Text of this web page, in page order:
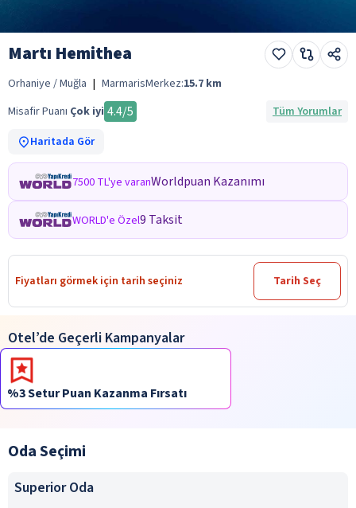
Martı Hemithea
Orhaniye / Muğla | MarmarisMerkez:15.7 km
Misafir Puanı Çok iyi 4.4/5
Tüm Yorumlar
Haritada Gör
7500 TL'ye varanWorldpuan Kazanımı
WORLD'e Özel9 Taksit
Fiyatları görmek için tarih seçiniz Tarih Seç
Otel’de Geçerli Kampanyalar
%3 Setur Puan Kazanma Fırsatı
Oda Seçimi
Superior Oda